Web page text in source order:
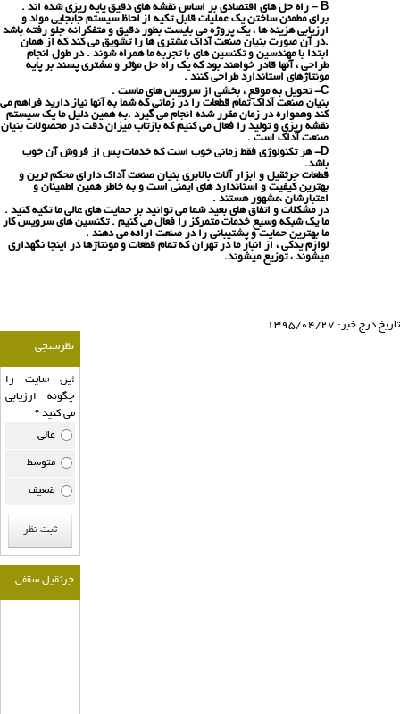
B – راه حل های اقتصادی بر اساس نقشه های دقیق پایه ریزی شده اند .
برای مطمئن ساختن یک عملیات قابل تکیه از لحاظ سیستم جابجایی مواد و
ارزیابی هزینه ها ، یک پروژه می بایست بطور دقیق و متفکرانه جلو رفته باشد
.در آن صورت بنیان صنعت آداک مشتری ها را تشویق می کند که از همان
ابتدا با مهندسین و تکنسین های با تجربه ما همراه شوند . در طول انجام
طراحی ، آنها قادر خواهند بود که یک راه حل مؤثر و مشتری پسند بر پایه
مونتاژهای استاندارد طراحی کنند .
C- تحویل به موقع ، بخشی از سرویس های ماست .
بنیان صنعت آداک تمام قطعات را در زمانی که شما به آنها نیاز دارید فراهم می
کند وهمواره در زمان مقرر شده انجام می گیرد .به همین دلیل ما یک سیستم
نقشه ریزی و تولید را فعال می کنیم که بازتاب میزان دقت در محصولات بنیان
صنعت آداک است .
D- هر تکنولوژی فقط زمانی خوب است که خدمات پس از فروش آن خوب
باشد.
قطعات جرثقیل و ابزار آلات بالابری بنیان صنعت آداک دارای محکم ترین و
بهترین کیفیت و استاندارد های ایمنی است و به خاطر همین اطمینان و
اعتبارشان ،مشهور هستند .
در مشکلات و اتفاق های بعید شما می توانید بر حمایت های عالی ما تکیه کنید .
ما یک شبکه وسیع خدمات متمرکز را فعال می کنیم . تکنسین های سرویس کار
ما بهترین حمایت و پشتیبانی را در صنعت ارائه می دهند .
لوازم یدکی ، از انبار ما در تهران که تمام قطعات و مونتاژها در اینجا نگهداری
میشوند ، توزیع میشوند.
تاريخ درج خبر: 1395/04/27
نظرسنجی
عمومی
این سایت را
چگونه ارزیابی
می کنید ؟
عالی
متوسط
ضعیف
جرثقيل سقفی